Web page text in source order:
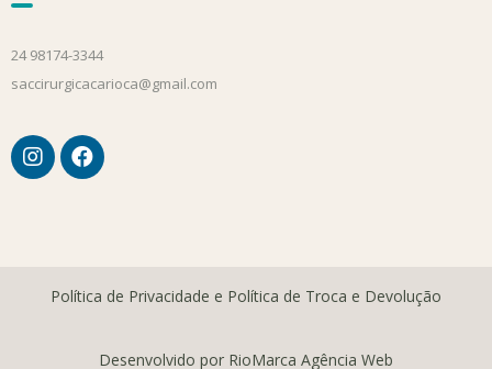
24 98174-3344
saccirurgicacarioca@gmail.com
Política de Privacidade e Política de Troca e Devolução
Desenvolvido por RioMarca Agência Web